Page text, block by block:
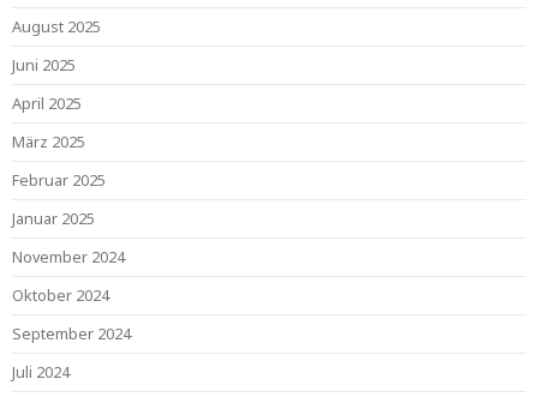
August 2025
Juni 2025
April 2025
März 2025
Februar 2025
Januar 2025
November 2024
Oktober 2024
September 2024
Juli 2024